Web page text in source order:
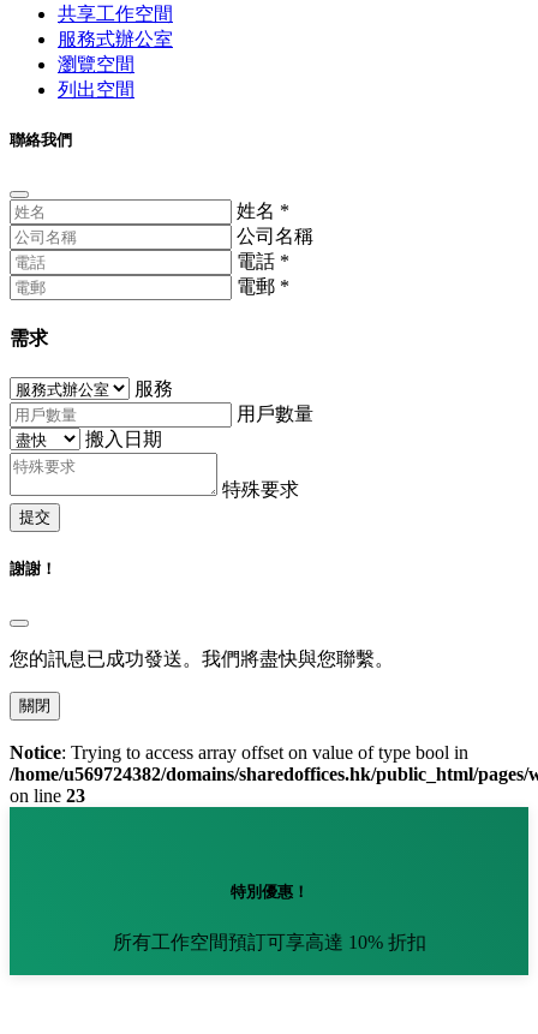
共享工作空間
服務式辦公室
瀏覽空間
列出空間
聯絡我們
姓名 *
公司名稱
電話 *
電郵 *
需求
服務
用戶數量
搬入日期
特殊要求
提交
謝謝！
您的訊息已成功發送。我們將盡快與您聯繫。
關閉
Notice: Trying to access array offset on value of type bool in
/home/u569724382/domains/sharedoffices.hk/public_html/pages/
on line 23
特別優惠！
所有工作空間預訂可享高達 10% 折扣